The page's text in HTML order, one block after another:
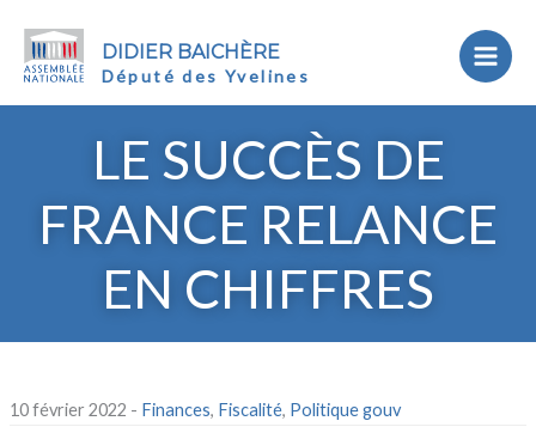
DIDIER BAICHÈRE
Député des Yvelines
LE SUCCÈS DE
FRANCE RELANCE
EN CHIFFRES
10 février 2022 - Finances, Fiscalité, Politique gouv